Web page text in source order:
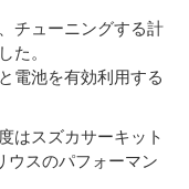
チューニングする計
た。
電池を有効利用する
はスズカサーキット
ウスのパフォーマン